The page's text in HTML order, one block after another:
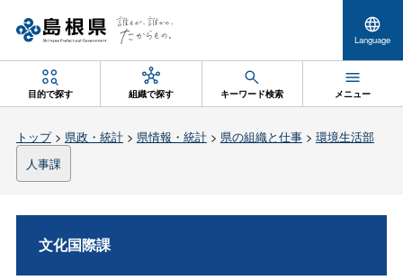
Language
目的で探す 組織で探す キーワード検索 メニュー
トップ> 県政・統計> 県情報・統計> 県の組織と仕事> 環境生活部
人事課
文化国際課